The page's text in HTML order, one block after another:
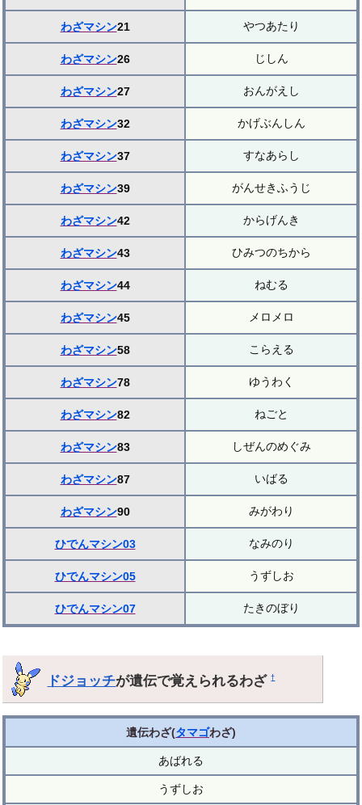
わざマシン21 やつあたり
わざマシン26 じしん
わざマシン27 おんがえし
わざマシン32 かげぶんしん
わざマシン37 すなあらし
わざマシン39 がんせきふうじ
わざマシン42 からげんき
わざマシン43 ひみつのちから
わざマシン44 ねむる
わざマシン45 メロメロ
わざマシン58 こらえる
わざマシン78 ゆうわく
わざマシン82 ねごと
わざマシン83 しぜんのめぐみ
わざマシン87 いばる
わざマシン90 みがわり
ひでんマシン03 なみのり
ひでんマシン05 うずしお
ひでんマシン07 たきのぼり
ドジョッチが遺伝で覚えられるわざ†
遺伝わざ(タマゴわざ)
あばれる
うずしお